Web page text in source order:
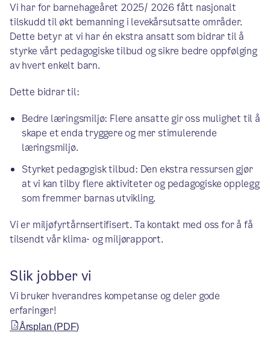
Vi har for barnehageåret 2025/ 2026 fått nasjonalt
tilskudd til økt bemanning i levekårsutsatte områder.
Dette betyr at vi har én ekstra ansatt som bidrar til å
styrke vårt pedagogiske tilbud og sikre bedre oppfølging
av hvert enkelt barn.
Dette bidrar til:
Bedre læringsmiljø: Flere ansatte gir oss mulighet til å
skape et enda tryggere og mer stimulerende
læringsmiljø.
Styrket pedagogisk tilbud: Den ekstra ressursen gjør
at vi kan tilby flere aktiviteter og pedagogiske opplegg
som fremmer barnas utvikling.
Vi er miljøfyrtårnsertifisert. Ta kontakt med oss for å få
tilsendt vår klima- og miljørapport.
Slik jobber vi
Vi bruker hverandres kompetanse og deler gode
erfaringer!
Årsplan (PDF)